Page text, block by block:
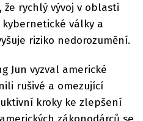
rychlý vývoj v oblasti
války a
riziko nedorozumění.
Jun vyzval americké
rušivé a omezující
kroky ke zlepšení